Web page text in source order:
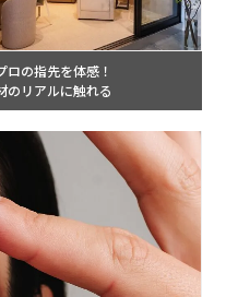
の指先を体感！
のリアルに触れる